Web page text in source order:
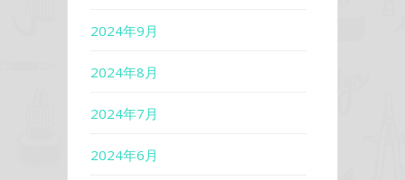
2024年9月
2024年8月
2024年7月
2024年6月